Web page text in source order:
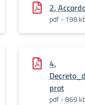
2.
pdf - 198
4.
prot
pdf - 869